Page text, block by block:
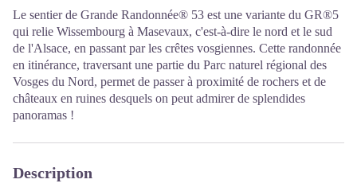
Le sentier de Grande Randonnée® 53 est une variante du GR®5
qui relie Wissembourg à Masevaux, c'est-à-dire le nord et le sud
de l'Alsace, en passant par les crêtes vosgiennes. Cette randonnée
en itinérance, traversant une partie du Parc naturel régional des
Vosges du Nord, permet de passer à proximité de rochers et de
châteaux en ruines desquels on peut admirer de splendides
panoramas !
Description